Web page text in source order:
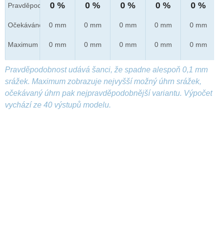
Pravděpod.
Očekáváno
Maximum
0 %
0 mm
0 mm
0 %
0 mm
0 mm
0 %
0 mm
0 mm
0 %
0 mm
0 mm
0 %
0 mm
0 mm
Pravděpodobnost udává šanci, že spadne alespoň 0,1 mm
srážek. Maximum zobrazuje nejvyšší možný úhrn srážek,
očekávaný úhrn pak nejpravděpodobnější variantu. Výpočet
vychází ze 40 výstupů modelu.